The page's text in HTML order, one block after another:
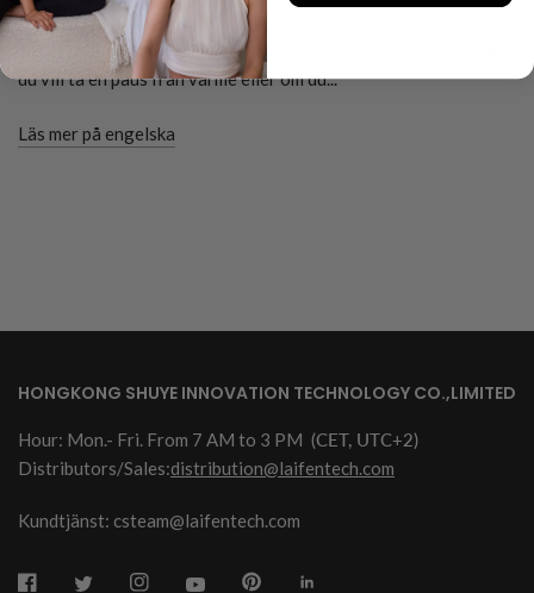
En blowout är inte alltid nyckeln till ett fantastiskt hår. Ibland
är det skönt att låta hårets naturliga textur skina, oavsett om
du vill ta en paus från värme eller om du...
Läs mer på engelska
HONGKONG SHUYE INNOVATION TECHNOLOGY CO.,LIMITED
Hour: Mon.- Fri. From 7 AM to 3 PM (CET, UTC+2)
Distributors/Sales:distribution@laifentech.com
Kundtjänst: csteam@laifentech.com